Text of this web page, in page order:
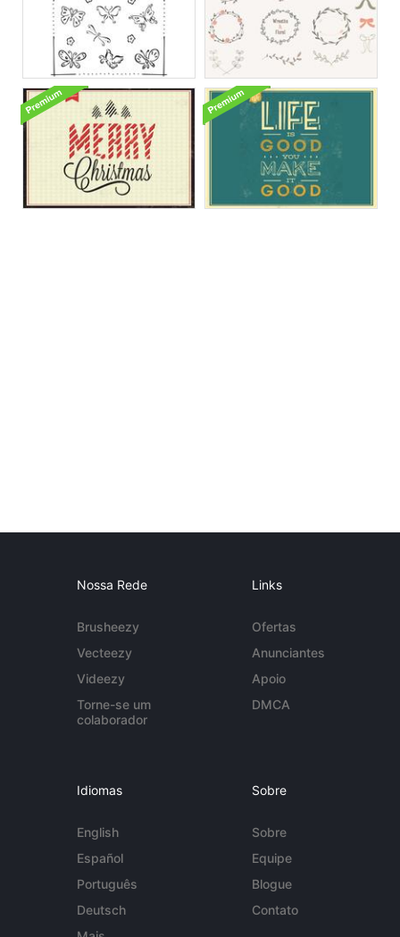
Nossa Rede
Brusheezy
Vecteezy
Videezy
Torne-se um
colaborador
Links
Ofertas
Anunciantes
Apoio
DMCA
Idiomas
English
Español
Português
Deutsch
Sobre
Sobre
Equipe
Blogue
Contato